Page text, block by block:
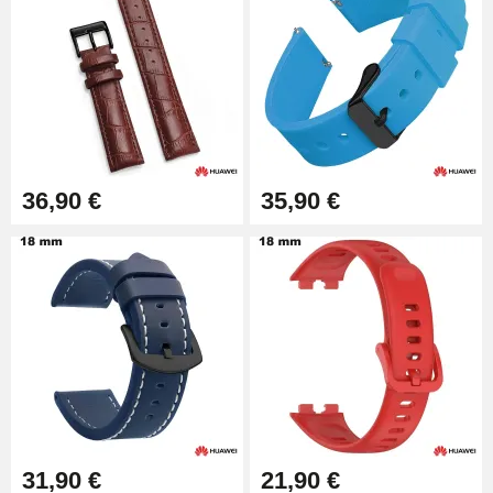
Pince à Poinçonner (pince trou)
57,42 €
Pince Trou pour Bracelet de
Kit Horlogerie Débutant
26,90 €
Boîte Pompe Bracelet Montre -
Diamètre 1,50 mm - 8 à 25 mm
36,90 € 35,90 €
31,90 € 21,90 €